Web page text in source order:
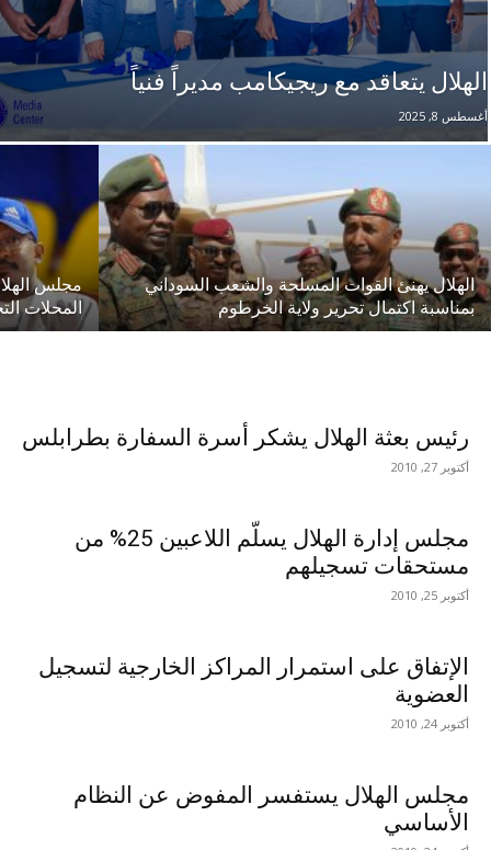
الهلال يتعاقد مع ريجيكامب مديراً فنياً
أغسطس 8, 2025
الهلال يهنئ القوات المسلحة والشعب السوداني
بمناسبة اكتمال تحرير ولاية الخرطوم
مجلس
المحلات
رئيس بعثة الهلال يشكر أسرة السفارة بطرابلس
أكتوبر 27, 2010
مجلس إدارة الهلال يسلّم اللاعبين 25% من
مستحقات تسجيلهم
أكتوبر 25, 2010
الإتفاق على استمرار المراكز الخارجية لتسجيل
العضوية
أكتوبر 24, 2010
مجلس الهلال يستفسر المفوض عن النظام
الأساسي